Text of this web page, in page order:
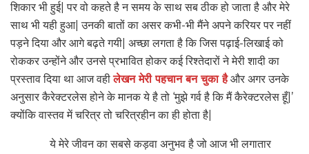
शिकार भी हुई| पर वो कहते है न समय के साथ सब ठीक हो जाता है और मेरे
साथ भी यही हुआ| उनकी बातों का असर कभी-भी मैंने अपने करियर पर नहीं
पड़ने दिया और आगे बढ़ते गयी| अच्छा लगता है कि जिस पढ़ाई-लिखाई को
रोककर उन्होंने और उनसे प्रभावित होकर कई रिश्तेदारों ने मेरी शादी का
प्रस्ताव दिया था आज वहीलेखन मेरी पहचान बन चुका है और अगर उनके
अनुसार कैरेक्टरलेस होने के मानक ये है तो ‘मुझे गर्व है कि मैं कैरेक्टरलेस हूँ|’
क्योंकि वास्तव में चरित्र तो चरित्रहीन का ही होता है|
ये मेरे जीवन का सबसे कड़वा अनुभव है जो आज भी लगातार